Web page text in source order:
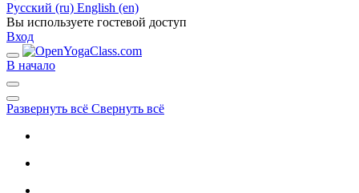
Русский ‎(ru)‎ English ‎(en)‎
Вы используете гостевой доступ
Вход
В начало
Развернуть всё Свернуть всё